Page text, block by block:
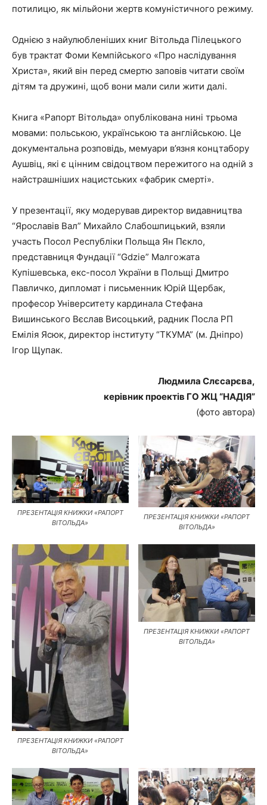
потилицю, як мільйони жертв комуністичного режиму.
Однією з найулюбленіших книг Вітольда Пілецького
був трактат Фоми Кемпійського «Про наслідування
Христа», який він перед смертю заповів читати своїм
дітям та дружині, щоб вони мали сили жити далі.
Книга «Рапорт Вітольда» опублікована нині трьома
мовами: польською, українською та англійською. Це
документальна розповідь, мемуари в’язня концтабору
Аушвіц, які є цінним свідоцтвом пережитого на одній з
найстрашніших нацистських «фабрик смерті».
У презентації, яку модерував директор видавництва
“Ярославів Вал” Михайло Слабошпицький, взяли
участь Посол Республіки Польща Ян Пєкло,
представниця Фундації “Gdzie” Малгожата
Купішевська, екс-посол України в Польщі Дмитро
Павличко, дипломат і письменник Юрій Щербак,
професор Університету кардинала Стефана
Вишинського Вєслав Висоцький, радник Посла РП
Емілія Ясюк, директор інституту “ТКУМА” (м. Дніпро)
Ігор Щупак.
Людмила Слєсарєва,
керівник проектів ГО ЖЦ “НАДІЯ”
(фото автора)
ПРЕЗЕНТАЦІЯ КНИЖКИ «РАПОРТ
ВІТОЛЬДА»
ПРЕЗЕНТАЦІЯ КНИЖКИ «РАПОРТ
ВІТОЛЬДА»
ПРЕЗЕНТАЦІЯ КНИЖКИ «РАПОРТ
ВІТОЛЬДА»
ПРЕЗЕНТАЦІЯ КНИЖКИ «РАПОРТ
ВІТОЛЬДА»